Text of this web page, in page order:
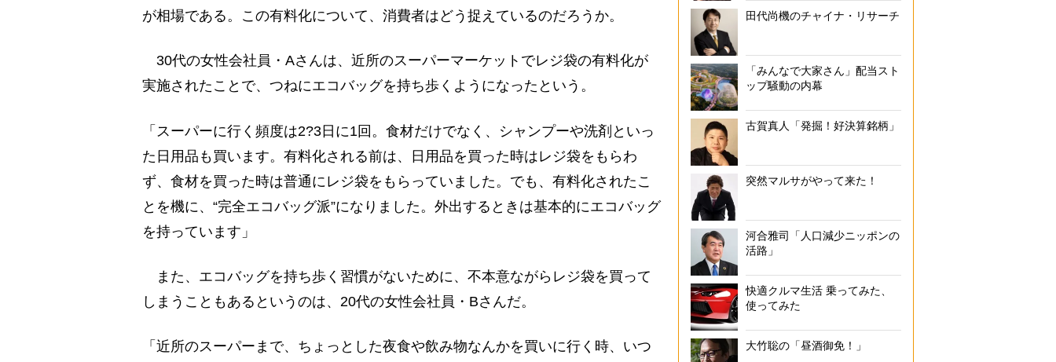
が相場である。この有料化について、消費者はどう捉えているのだろうか。
30代の女性会社員・Aさんは、近所のスーパーマーケットでレジ袋の有料化が
実施されたことで、つねにエコバッグを持ち歩くようになったという。
「スーパーに行く頻度は2?3日に1回。食材だけでなく、シャンプーや洗剤といっ
た日用品も買います。有料化される前は、日用品を買った時はレジ袋をもらわ
ず、食材を買った時は普通にレジ袋をもらっていました。でも、有料化されたこ
とを機に、“完全エコバッグ派”になりました。外出するときは基本的にエコバッグ
を持っています」
また、エコバッグを持ち歩く習慣がないために、不本意ながらレジ袋を買って
しまうこともあるというのは、20代の女性会社員・Bさんだ。
「近所のスーパーまで、ちょっとした夜食や飲み物なんかを買いに行く時、いつ
田代尚機のチャイナ・リサーチ
「みんなで大家さん」配当スト
ップ騒動の内幕
古賀真人「発掘！好決算銘柄」
突然マルサがやって来た！
河合雅司「人口減少ニッポンの
活路」
快適クルマ生活 乗ってみた、
使ってみた
大竹聡の「昼酒御免！」